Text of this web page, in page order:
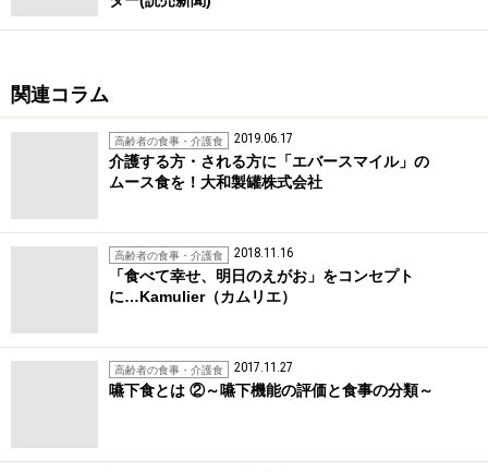
関連コラム
高齢者の食事・介護食 2019.06.17
介護する方・される方に「エバースマイル」の
ムース食を！大和製罐株式会社
高齢者の食事・介護食 2018.11.16
「食べて幸せ、明日のえがお」をコンセプト
に…Kamulier（カムリエ）
高齢者の食事・介護食 2017.11.27
嚥下食とは ②～嚥下機能の評価と食事の分類～